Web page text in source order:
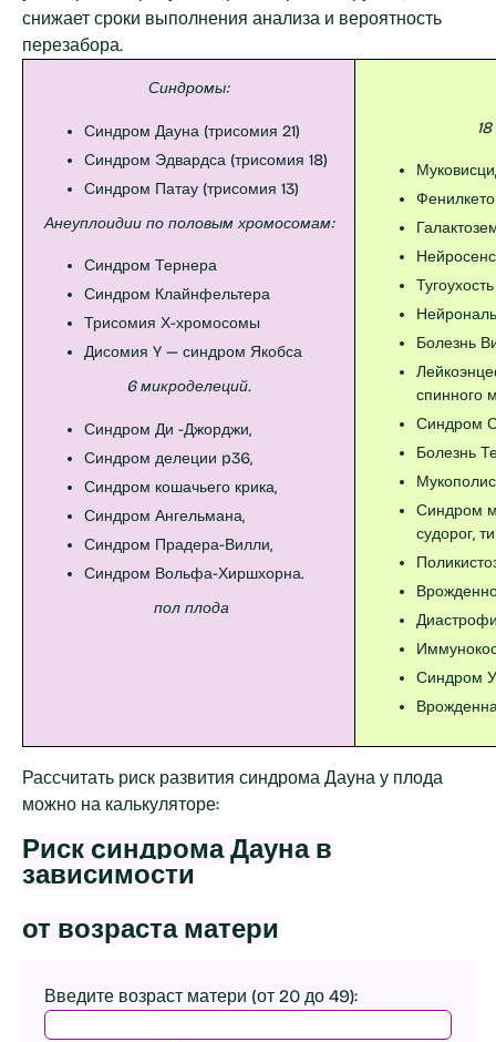
снижает сроки выполнения анализа и вероятность
перезабора.
Синдромы:
Синдром Дауна (трисомия 21)
Синдром Эдвардса (трисомия 18)
Синдром Патау (трисомия 13)
Анеуплоидии по половым хромосомам:
Синдром Тернера
Синдром Клайнфельтера
Трисомия Х-хромосомы
Дисомия Y — синдром Якобса
6 микроделеций.
Синдром Ди -Джорджи,
Синдром делеции p36,
Синдром кошачьего крика,
Синдром Ангельмана,
Синдром Прадера-Вилли,
Синдром Вольфа-Хиршхорна.
пол плода
Болезнь
спинного
Синдром
Болезнь
Синдром
судорог,
Синдром
Рассчитать риск развития синдрома Дауна у плода
можно на калькуляторе:
Риск cиндрома Дауна в
зависимости
от возраста матери
Введите возраст матери (от 20 до 49):